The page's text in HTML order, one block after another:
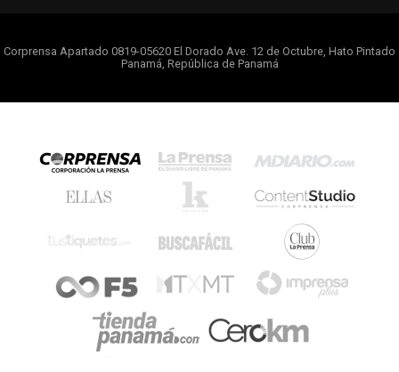
Corprensa Apartado 0819-05620 El Dorado Ave. 12 de Octubre, Hato Pintado
Panamá, República de Panamá